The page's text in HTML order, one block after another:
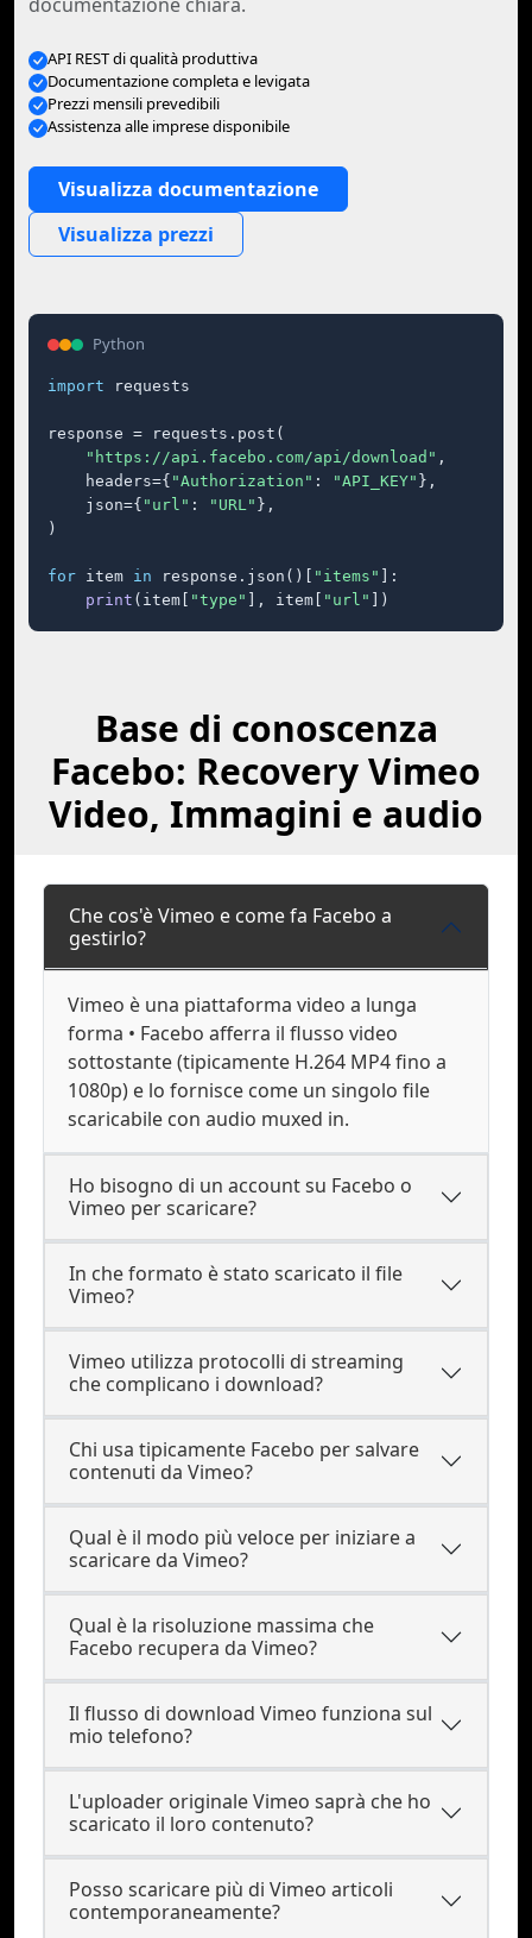
API REST di qualità produttiva
Documentazione completa e levigata
Prezzi mensili prevedibili
Assistenza alle imprese disponibile
Visualizza documentazione
Visualizza prezzi
Python
import requests
response = requests.post(
"https://api.facebo.com/api/download" ,
    headers={
"Authorization" : "API_KEY" },
    json={
"url" : "URL" },
)
for item in response.json()[ "items"
]:
print (item[ "type" ], item[ "url" ])
Base di conoscenza
Facebo: Recovery Vimeo
Video, Immagini e audio
Che cos'è Vimeo e come fa Facebo a
gestirlo?
Vimeo è una piattaforma video a lunga
forma • Facebo afferra il flusso video
sottostante (tipicamente H.264 MP4 fino a
1080p) e lo fornisce come un singolo file
scaricabile con audio muxed in.
Ho bisogno di un account su Facebo o
Vimeo per scaricare?
In che formato è stato scaricato il file
Vimeo?
Vimeo utilizza protocolli di streaming
che complicano i download?
Chi usa tipicamente Facebo per salvare
contenuti da Vimeo?
Qual è il modo più veloce per iniziare a
scaricare da Vimeo?
Qual è la risoluzione massima che
Facebo recupera da Vimeo?
Il flusso di download Vimeo funziona sul
mio telefono?
L'uploader originale Vimeo saprà che ho
scaricato il loro contenuto?
Posso scaricare più di Vimeo articoli
contemporaneamente?